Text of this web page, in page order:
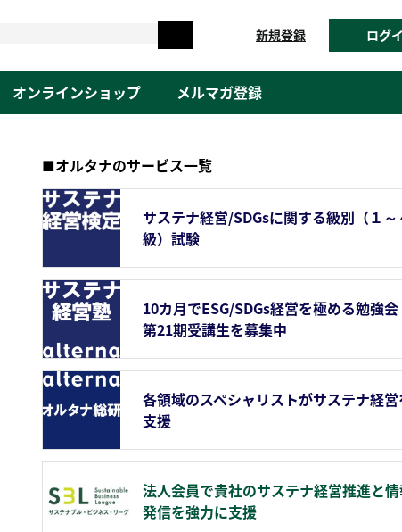
新規登録 ログ
オンラインショップ メルマガ登録
■オルタナのサービス一覧
サステナ経営/SDGsに関する級別（１～
級）試験
10カ月でESG/SDGs経営を極める勉強
第21期受講生を募集中
各領域のスペシャリストがサステナ経
支援
法人会員で貴社のサステナ経営推進と
発信を強力に支援